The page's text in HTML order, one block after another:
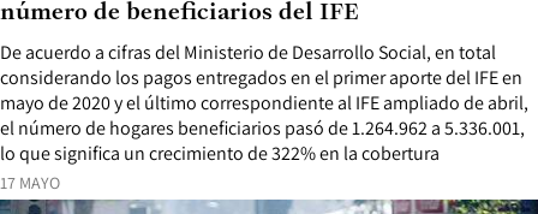
17 MAYO
De acuerdo a cifras del Ministerio de Desarrollo Social, en total
considerando los pagos entregados en el primer aporte del IFE en
mayo de 2020 y el último correspondiente al IFE ampliado de abril,
el número de hogares beneficiarios pasó de 1.264.962 a 5.336.001,
lo que significa un crecimiento de 322% en la cobertura
número de beneficiarios del IFE